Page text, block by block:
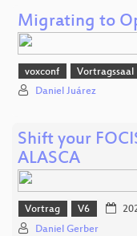
Migrating to
voxconf Vortragssaal
Daniel Juárez
Shift your
ALASCA
Vortrag V6
Daniel Gerber